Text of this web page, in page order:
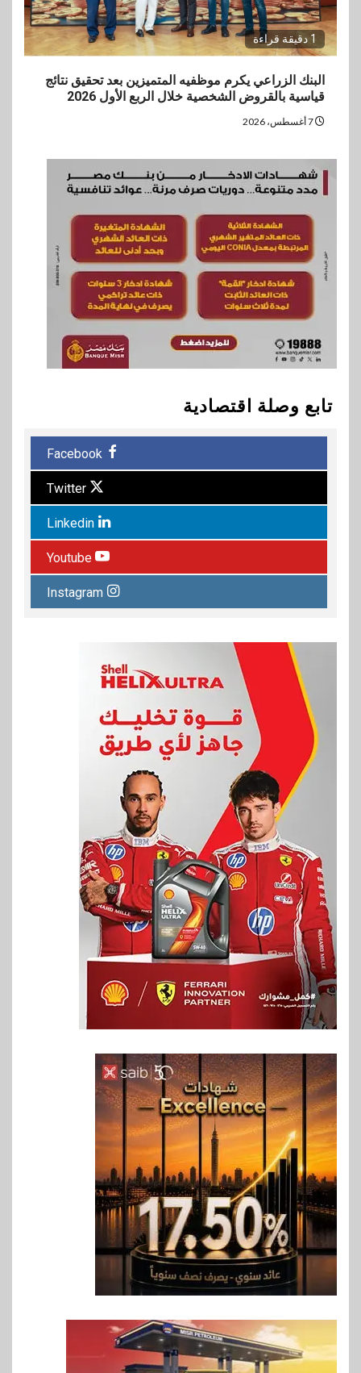
1 دقيقة قراءة
البنك الزراعي يكرم موظفيه المتميزين بعد تحقيق نتائج
قياسية بالقروض الشخصية خلال الربع الأول 2026
تابع وصلة اقتصادية
Facebook
Twitter
Linkedin
Youtube
Instagram
6
اخبار
حماقي يشعل سعادة ساحل في
رأس الحكمة.. وبوسي مفاجأة
الحفل
7
اقتصاد
وزيرا التخطيط والبترول يبحثان
جهود تحقيق أمن الطاقة
ارتفاع أسعار النفط مع تصاعد
المخاوف بشأن مستقبل الملاحة
في مضيق هرمز